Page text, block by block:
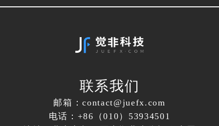
联系我们
邮箱：contact@juefx.com
电话：+86（010）53934501